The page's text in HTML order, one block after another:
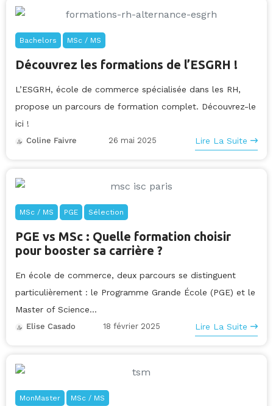
Bachelors MSc / MS
Découvrez les formations de l’ESGRH !
L’ESGRH, école de commerce spécialisée dans les RH,
propose un parcours de formation complet. Découvrez-le
ici !
Coline Faivre 26 mai 2025 Lire La Suite
MSc / MS PGE Sélection
PGE vs MSc : Quelle formation choisir
pour booster sa carrière ?
En école de commerce, deux parcours se distinguent
particulièrement : le Programme Grande École (PGE) et le
Master of Science...
Elise Casado 18 février 2025 Lire La Suite
MonMaster MSc / MS